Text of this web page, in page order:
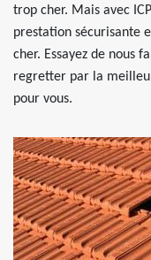
trop cher. Mais avec
prestation sécurisante
cher. Essayez de nous
regretter par la
pour vous.